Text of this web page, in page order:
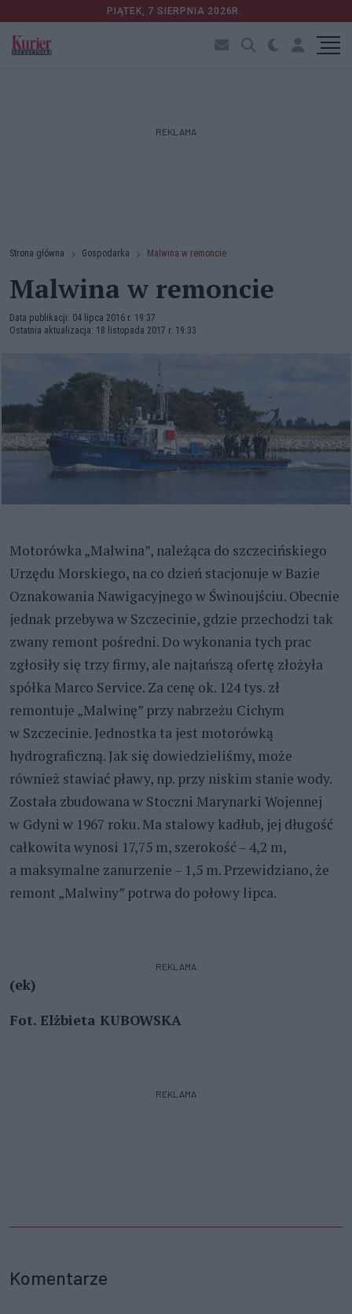
PIĄTEK, 7 SIERPNIA 2026R.
REKLAMA
Strona główna Gospodarka Malwina w remoncie
Malwina w remoncie
Data publikacji: 04 lipca 2016 r. 19:37
Ostatnia aktualizacja: 18 listopada 2017 r. 19:33
Motorówka „Malwina”, należąca do szczecińskiego
Urzędu Morskiego, na co dzień stacjonuje w Bazie
Oznakowania Nawigacyjnego w Świnoujściu. Obecnie
jednak przebywa w Szczecinie, gdzie przechodzi tak
zwany remont pośredni. Do wykonania tych prac
zgłosiły się trzy firmy, ale najtańszą ofertę złożyła
spółka Marco Service. Za cenę ok. 124 tys. zł
remontuje „Malwinę” przy nabrzeżu Cichym
w Szczecinie. Jednostka ta jest motorówką
hydrograficzną. Jak się dowiedzieliśmy, może
również stawiać pławy, np. przy niskim stanie wody.
Została zbudowana w Stoczni Marynarki Wojennej
w Gdyni w 1967 roku. Ma stalowy kadłub, jej długość
całkowita wynosi 17,75 m, szerokość – 4,2 m,
a maksymalne zanurzenie – 1,5 m. Przewidziano, że
remont „Malwiny” potrwa do połowy lipca.
REKLAMA
(ek)
Fot. Elżbieta KUBOWSKA
REKLAMA
Komentarze